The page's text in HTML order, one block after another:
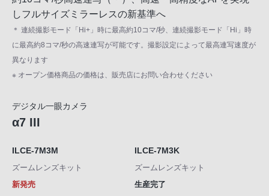
しフルサイズミラーレスの新基準へ
＊ 連続撮影モード「Hi+」時に最高約10コマ/秒、連続撮影モード「Hi」時
に最高約8コマ/秒の高速連写が可能です。撮影設定によって最高連写速度が
異なります
※ オープン価格商品の価格は、販売店にお問い合わせください
デジタル一眼カメラ
α7 III
ILCE-7M3M
ズームレンズキット
新発売
ILCE-7M3K
ズームレンズキット
生産完了